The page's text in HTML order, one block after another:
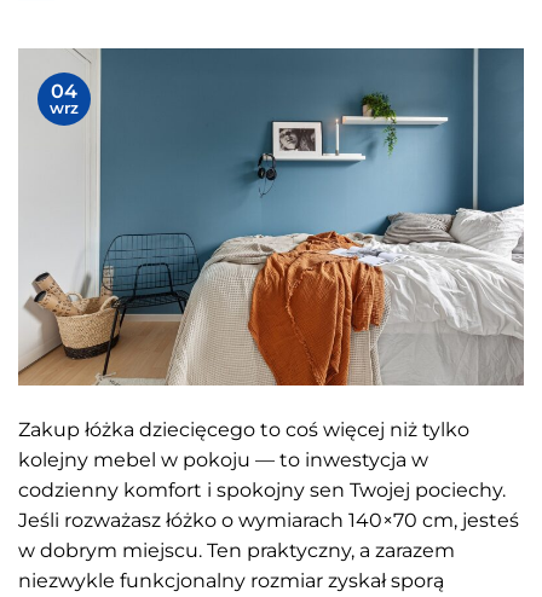
04
wrz
Zakup łóżka dziecięcego to coś więcej niż tylko
kolejny mebel w pokoju — to inwestycja w
codzienny komfort i spokojny sen Twojej pociechy.
Jeśli rozważasz łóżko o wymiarach 140×70 cm, jesteś
w dobrym miejscu. Ten praktyczny, a zarazem
niezwykle funkcjonalny rozmiar zyskał sporą